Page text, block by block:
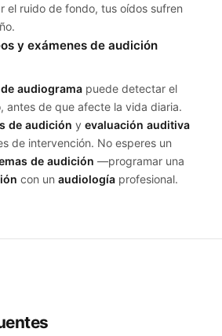
el ruido de fondo, tus oídos sufren
y exámenes de audición
audiograma puede detectar el
antes de que afecte la vida diaria.
de audición y evaluación auditiva
de intervención. No esperes un
de audición —programar una
con un audiología profesional.